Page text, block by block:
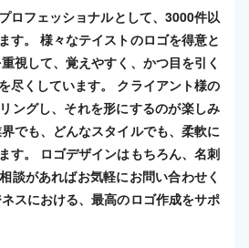
ロフェッショナルとして、3000件以
す。 様々なテイストのロゴを得意と
視して、覚えやすく、かつ目を引く
尽くしています。 クライアント様の
ングし、それを形にするのが楽しみ
でも、どんなスタイルでも、柔軟に
す。 ロゴデザインはもちろん、名刺
談があればお気軽にお問い合わせく
スにおける、最高のロゴ作成をサポ